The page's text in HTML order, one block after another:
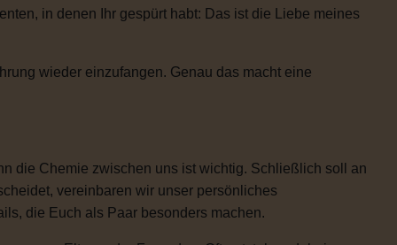
in denen Ihr gespürt habt: Das ist die Liebe meines
wieder einzufangen. Genau das macht eine
die Chemie zwischen uns ist wichtig. Schließlich soll an
vereinbaren wir unser persönliches
die Euch als Paar besonders machen.